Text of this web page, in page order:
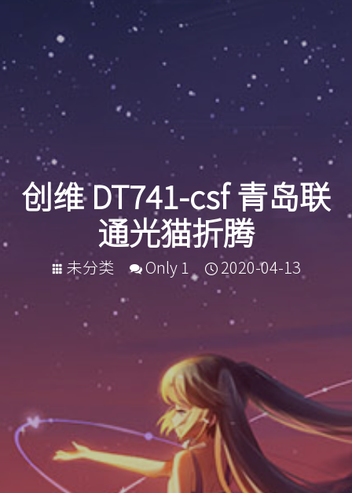
创维 DT741-csf 青岛联
通光猫折腾
未分类 Only 1 2020-04-13